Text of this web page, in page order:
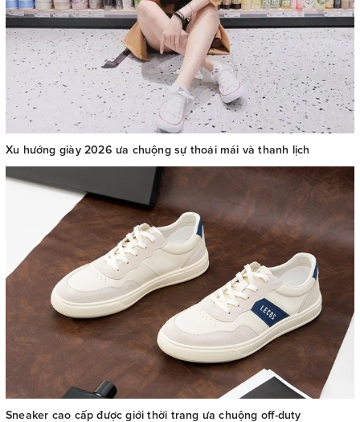
Xu hướng giày 2026 ưa chuộng sự thoải mái và thanh lịch
Sneaker cao cấp được giới thời trang ưa chuộng off-duty